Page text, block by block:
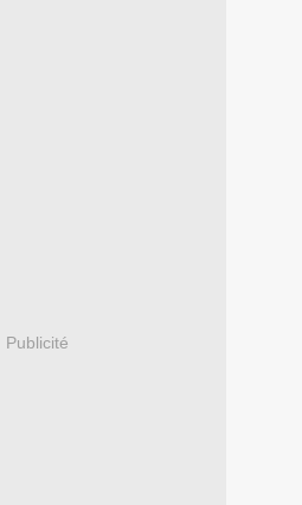
Publicité